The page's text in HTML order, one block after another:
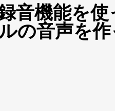
音機能を
の音声を